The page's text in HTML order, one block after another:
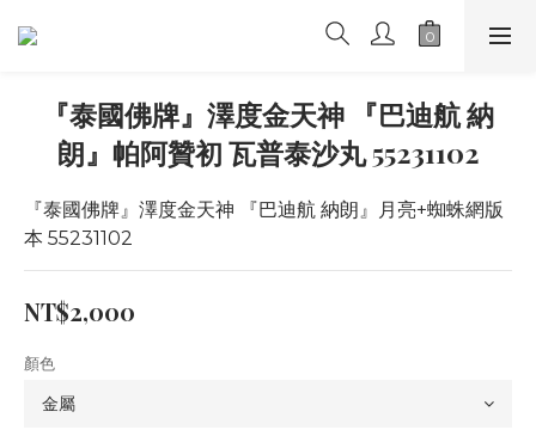
『泰國佛牌』澤度金天神 『巴迪航 納
朗』帕阿贊初 瓦普泰沙丸 55231102
『泰國佛牌』澤度金天神 『巴迪航 納朗』月亮+蜘蛛網版
本 55231102
NT$2,000
顏色